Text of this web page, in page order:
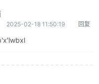
2025-02-18 11:50:19 回复